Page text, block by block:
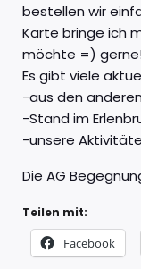
bestellen wir
Karte bringe ich
möchte =)
Es gibt viele
-aus den
-Stand im
-unsere
Die AG
Teilen mit:
Facebook